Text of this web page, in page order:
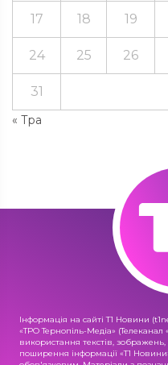
« Тра
17 18 19
24 25 26
31
Інформація на сайті Т1 Новини
«ТРО Тернопіль-Медіа» (Телеканал
використання текстів,
поширення інформації «Т1